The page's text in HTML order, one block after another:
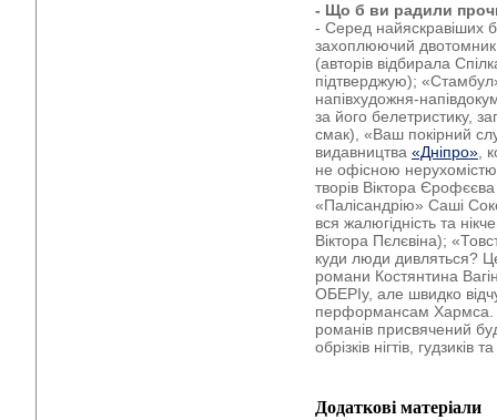
- Що б ви радили
- Серед найяскравіших
захоплюючий
(авторів відбирала
підтверджую);
напівхудожня-
за його белетристику,
смак), «Ваш покірний
видавництва «Дніпро» ,
не офісною
творів Віктора
«Палісандрію» Саші
вся жалюгідність та
Віктора Пєлєвіна);
куди люди дивляться?
романи Костянтина
ОБЕРІу, але швидко
перформансам Хармса.
романів присвячений
обрізків нігтів, гудзиків
Додаткові матеріали